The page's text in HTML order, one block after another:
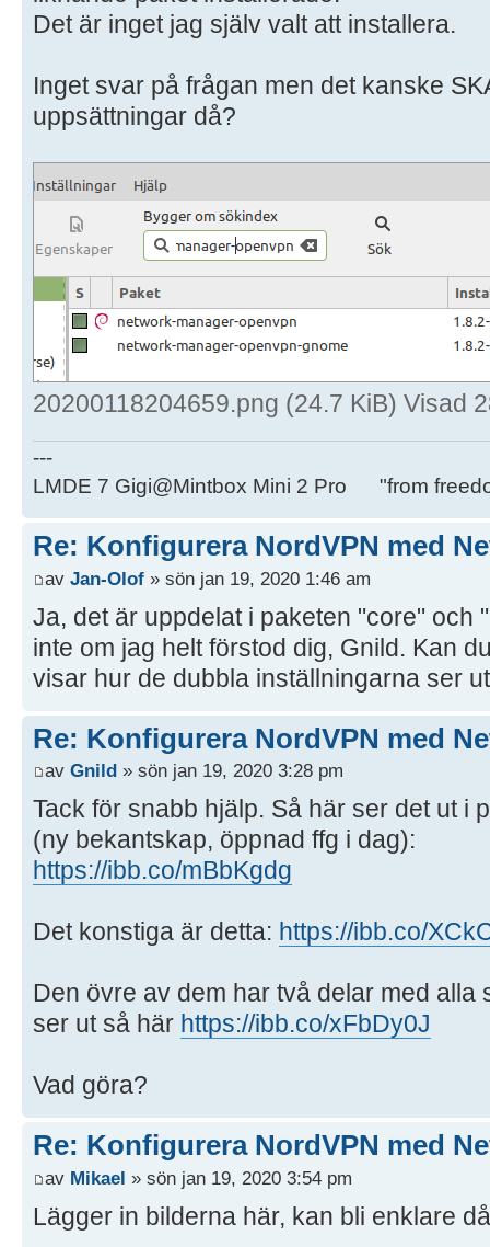
Det är inget jag själv valt att installera.
Inget svar på frågan men det kanske
uppsättningar då?
20200118204659.png (24.7 KiB) Visad
---
LMDE 7 Gigi@Mintbox Mini 2 Pro "from
Re: Konfigurera NordVPN med
av Jan-Olof » sön jan 19, 2020 1:46 am
Ja, det är uppdelat i paketen "core" och
inte om jag helt förstod dig, Gnild. Kan
visar hur de dubbla inställningarna ser
Re: Konfigurera NordVPN med
av Gnild » sön jan 19, 2020 3:28 pm
Tack för snabb hjälp. Så här ser det ut i
(ny bekantskap, öppnad ffg i dag):
https://ibb.co/mBbKgdg
Det konstiga är detta: https://ibb.co/
Den övre av dem har två delar med alla
ser ut så här https://ibb.co/xFbDy0J
Vad göra?
Re: Konfigurera NordVPN med
av Mikael » sön jan 19, 2020 3:54 pm
Lägger in bilderna här, kan bli enklare